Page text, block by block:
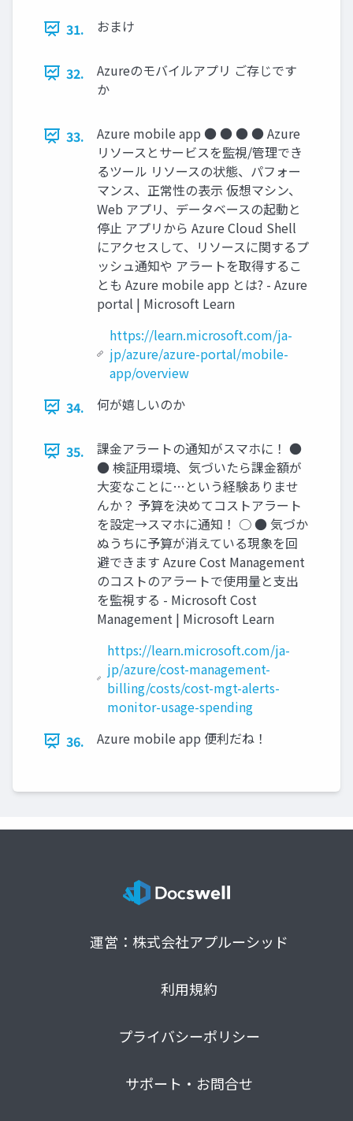
31. おまけ
32.
Azureのモバイルアプリ ご存じです
か
33.
Azure mobile app ● ● ● ● Azure
リソースとサービスを監視/管理でき
るツール リソースの状態、パフォー
マンス、正常性の表示 仮想マシン、
Web アプリ、データベースの起動と
停止 アプリから Azure Cloud Shell
にアクセスして、リソースに関するプ
ッシュ通知や アラートを取得するこ
とも Azure mobile app とは? - Azure
portal | Microsoft Learn
https://learn.microsoft.com/ja-
jp/azure/azure-portal/mobile-
app/overview
34.
何が嬉しいのか
35.
課金アラートの通知がスマホに！ ●
● 検証用環境、気づいたら課金額が
大変なことに…という経験ありませ
んか？ 予算を決めてコストアラート
を設定→スマホに通知！ ○ ● 気づか
ぬうちに予算が消えている現象を回
避できます Azure Cost Management
のコストのアラートで使用量と支出
を監視する - Microsoft Cost
Management | Microsoft Learn
https://learn.microsoft.com/ja-
jp/azure/cost-management-
billing/costs/cost-mgt-alerts-
monitor-usage-spending
36.
Azure mobile app 便利だね！
運営：株式会社アプルーシッド
利用規約
プライバシーポリシー
サポート・お問合せ